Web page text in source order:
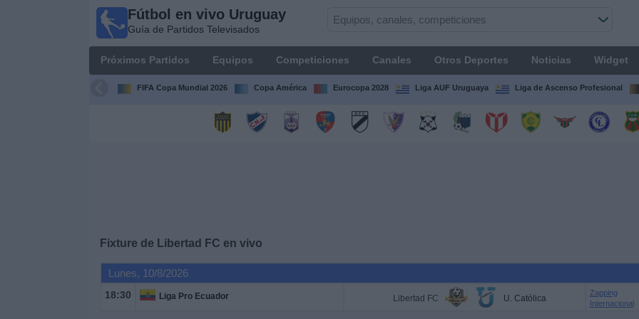
Fútbol en vivo Uruguay
Guía de Partidos Televisados
Próximos Partidos Equipos Competiciones Canales Otros Deportes Noticias Widget
FIFA Copa Mundial 2026 Copa América Eurocopa 2028 Liga AUF Uruguaya Liga de Ascenso Profesional
Fixture de Libertad FC en vivo
Lunes, 10/8/2026
18:30 Liga Pro Ecuador Libertad FC U. Católica
Zapping
Internacional
Uruguay